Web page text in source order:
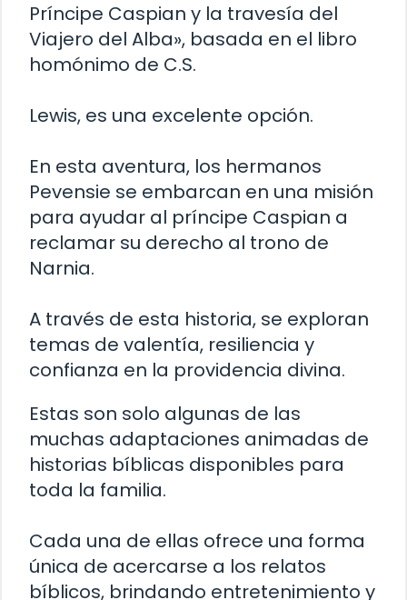
Príncipe Caspian y la travesía del
Viajero del Alba», basada en el libro
homónimo de C.S.
Lewis, es una excelente opción.
En esta aventura, los hermanos
Pevensie se embarcan en una misión
para ayudar al príncipe Caspian a
reclamar su derecho al trono de
Narnia.
A través de esta historia, se exploran
temas de valentía, resiliencia y
confianza en la providencia divina.
Estas son solo algunas de las
muchas adaptaciones animadas de
historias bíblicas disponibles para
toda la familia.
Cada una de ellas ofrece una forma
única de acercarse a los relatos
bíblicos, brindando entretenimiento y